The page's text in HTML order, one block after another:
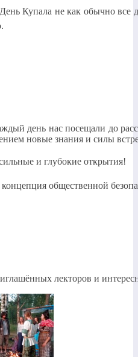
Купала не как обычно все
день нас посещали до
новые знания и силы
и глубокие открытия!
общественной
лекторов и